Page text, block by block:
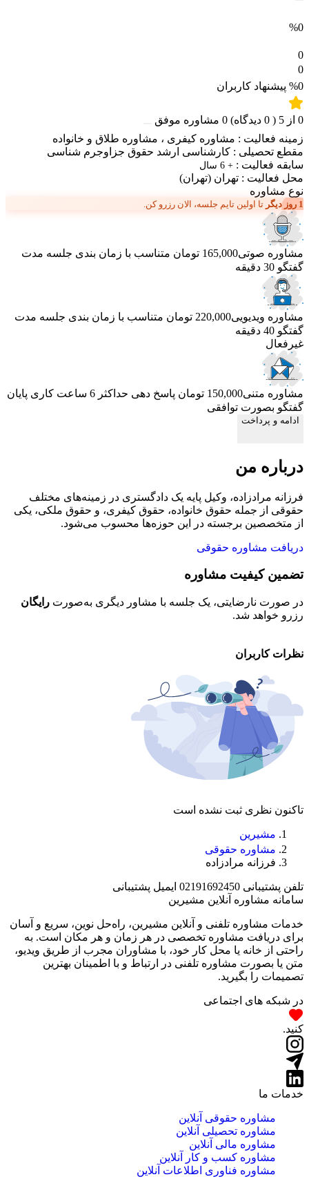
%0
0
0
%0 پیشنهاد کاربران
0 از 5
(
0 دیدگاه) 0 مشاوره موفق
زمینه فعالیت : مشاوره کیفری ، مشاوره طلاق و خانواده
مقطع تحصیلی : کارشناسی ارشد حقوق جزاوجرم شناسی
سابقه فعالیت : + 6 سال
محل فعالیت : تهران (تهران)
نوع مشاوره
1 روز دیگر تا اولین تایم جلسه، الان رزرو کن.
مشاوره صوتی165,000 تومان متناسب با زمان بندی جلسه مدت
گفتگو 30 دقیقه
مشاوره ویدیویی220,000 تومان متناسب با زمان بندی جلسه مدت
گفتگو 40 دقیقه
غیرفعال
مشاوره متنی150,000 تومان پاسخ دهی حداکثر 6 ساعت کاری
پایان
گفتگو بصورت توافقی
ادامه و پرداخت
درباره من
فرزانه مرادزاده، وکیل پایه یک دادگستری در زمینه‌های مختلف
حقوقی از جمله حقوق خانواده، حقوق کیفری، و حقوق ملکی، یکی
از متخصصین برجسته در این حوزه‌ها محسوب می‌شود.
دریافت مشاوره حقوقی
تضمین کیفیت مشاوره
در صورت نارضایتی، یک جلسه با مشاور دیگری به‌صورت رایگان
رزرو خواهد شد.
نظرات کاربران
تاکنون نظری ثبت نشده است
مشیرین
مشاوره حقوقی
فرزانه مرادزاده
تلفن پشتیبانی 02191692450 ایمیل پشتیبانی
سامانه مشاوره آنلاین مشیرین
خدمات مشاوره تلفنی و آنلاین مشیرین، راه‌‌حل نوین، سریع و آسان
برای دریافت مشاوره تخصصی در هر زمان و هر مکان است. به
راحتی از خانه یا محل کار خود، با مشاوران مجرب از طریق ویدیو،
متن یا بصورت مشاوره تلفنی در ارتباط و با اطمینان بهترین
تصمیمات را بگیرید.
در شبکه های اجتماعی
کنید.
خدمات ما
مشاوره حقوقی آنلاین
مشاوره تحصیلی آنلاین
مشاوره مالی آنلاین
مشاوره کسب و کار آنلاین
مشاوره فناوری اطلاعات آنلاین